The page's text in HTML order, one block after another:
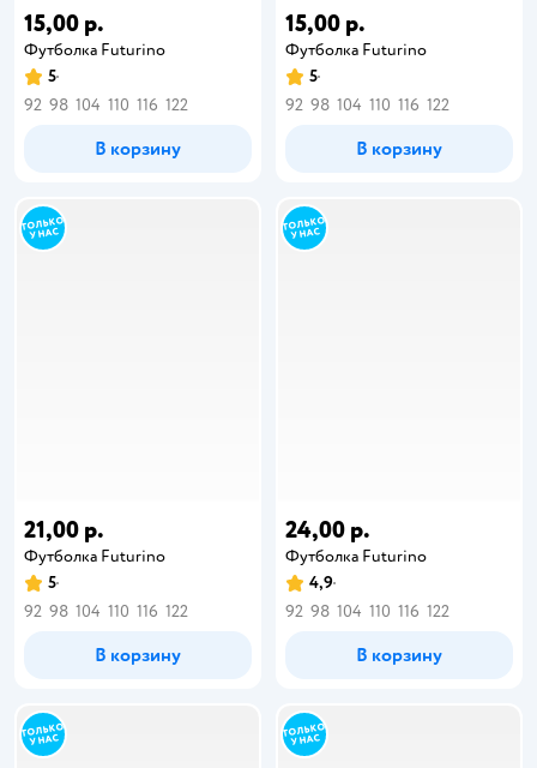
15,00 р.
Футболка Futurino
5
92 98 104 110 116 122
В корзину
15,00 р.
Футболка Futurino
5
92 98 104 110 116 122
В корзину
21,00 р.
Футболка Futurino
5
92 98 104 110 116 122
В корзину
24,00 р.
Футболка Futurino
4,9
92 98 104 110 116 122
В корзину